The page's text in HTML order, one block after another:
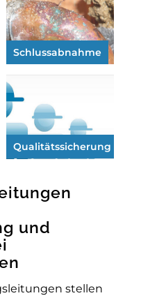
Schlussabnahme
Qualitätssicherung
und
stellen